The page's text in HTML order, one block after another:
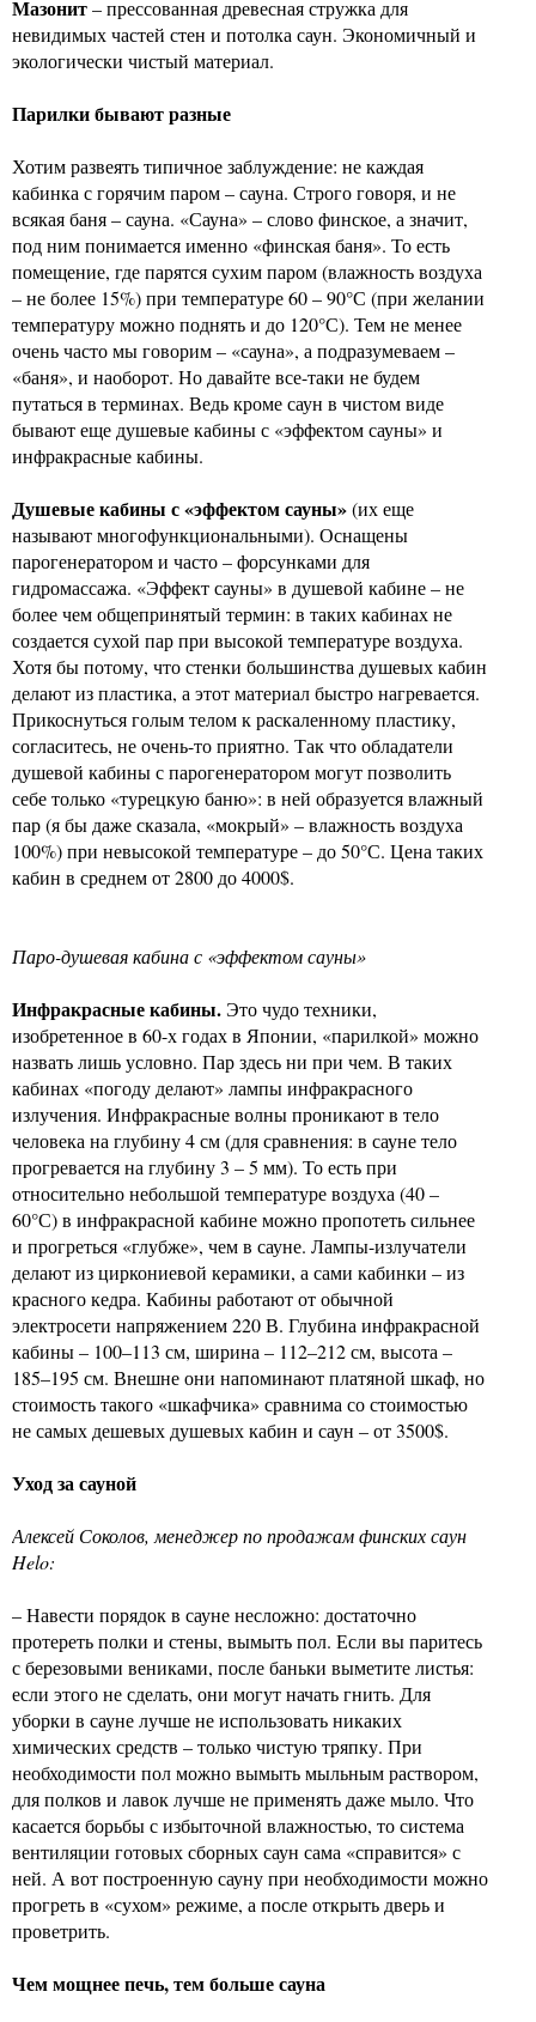
Мазонит– прессованная древесная стружка для
невидимых частей стен и потолка саун. Экономичный и
экологически чистый материал.
Парилки бывают разные
Хотим развеять типичное заблуждение: не каждая
кабинка с горячим паром – сауна. Строго говоря, и не
всякая баня – сауна. «Сауна» – слово финское, а значит,
под ним понимается именно «финская баня». То есть
помещение, где парятся сухим паром (влажность воздуха
– не более 15%) при температуре 60 – 90°С (при желании
температуру можно поднять и до 120°С). Тем не менее
очень часто мы говорим – «сауна», а подразумеваем –
«баня», и наоборот. Но давайте все-таки не будем
путаться в терминах. Ведь кроме саун в чистом виде
бывают еще душевые кабины с «эффектом сауны» и
инфракрасные кабины.
Душевые кабины с «эффектом сауны»(их еще
называют многофункциональными). Оснащены
парогенератором и часто – форсунками для
гидромассажа. «Эффект сауны» в душевой кабине – не
более чем общепринятый термин: в таких кабинах не
создается сухой пар при высокой температуре воздуха.
Хотя бы потому, что стенки большинства душевых кабин
делают из пластика, а этот материал быстро нагревается.
Прикоснуться голым телом к раскаленному пластику,
согласитесь, не очень-то приятно. Так что обладатели
душевой кабины с парогенератором могут позволить
себе только «турецкую баню»: в ней образуется влажный
пар (я бы даже сказала, «мокрый» – влажность воздуха
100%) при невысокой температуре – до 50°С. Цена таких
кабин в среднем от 2800 до 4000$.
Паро-душевая кабина с «эффектом сауны»
Инфракрасные кабины.Это чудо техники,
изобретенное в 60-х годах в Японии, «парилкой» можно
назвать лишь условно. Пар здесь ни при чем. В таких
кабинах «погоду делают» лампы инфракрасного
излучения. Инфракрасные волны проникают в тело
человека на глубину 4 см (для сравнения: в сауне тело
прогревается на глубину 3 – 5 мм). То есть при
относительно небольшой температуре воздуха (40 –
60°С) в инфракрасной кабине можно пропотеть сильнее
и прогреться «глубже», чем в сауне. Лампы-излучатели
делают из циркониевой керамики, а сами кабинки – из
красного кедра. Кабины работают от обычной
электросети напряжением 220 В. Глубина инфракрасной
кабины – 100–113 см, ширина – 112–212 см, высота –
185–195 см. Внешне они напоминают платяной шкаф, но
стоимость такого «шкафчика» сравнима со стоимостью
не самых дешевых душевых кабин и саун – от 3500$.
Уход за сауной
Алексей Соколов, менеджер по продажам финских саун
Helo:
– Навести порядок в сауне несложно: достаточно
протереть полки и стены, вымыть пол. Если вы паритесь
с березовыми вениками, после баньки выметите листья:
если этого не сделать, они могут начать гнить. Для
уборки в сауне лучше не использовать никаких
химических средств – только чистую тряпку. При
необходимости пол можно вымыть мыльным раствором,
для полков и лавок лучше не применять даже мыло. Что
касается борьбы с избыточной влажностью, то система
вентиляции готовых сборных саун сама «справится» с
ней. А вот построенную сауну при необходимости можно
прогреть в «сухом» режиме, а после открыть дверь и
проветрить.
Чем мощнее печь, тем больше сауна